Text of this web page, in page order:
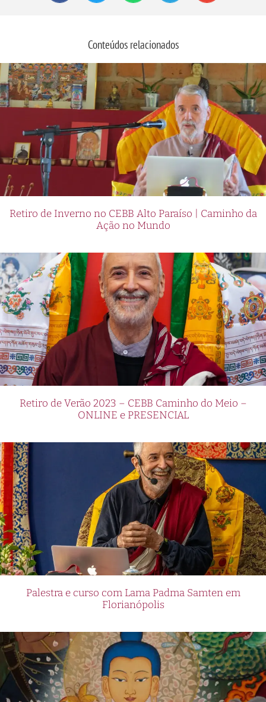
Conteúdos relacionados
Retiro de Inverno no CEBB Alto Paraíso | Caminho da
Ação no Mundo
Retiro de Verão 2023 – CEBB Caminho do Meio –
ONLINE e PRESENCIAL
Palestra e curso com Lama Padma Samten em
Florianópolis